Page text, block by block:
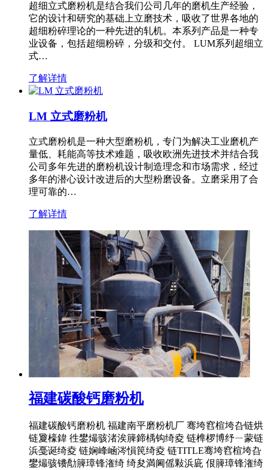
超细立式磨粉机是结合我们公司几年的磨机生产经验，
它的设计和研究的基础上立磨技术，吸收了世界各地的
超细粉碎理论的一种先进的轧机。本系列产品是一种专
业设备，包括超细粉碎，分级和交付。 LUM系列超细立
式…
了解详情
LM 立式磨粉机
立式磨粉机是一种大型磨粉机，专门为解决工业磨机产
量低、耗能高等技术难题，吸收欧洲先进技术并结合我
公司多年先进的磨粉机设计制造理念和市场需求，经过
多年的潜心设计改进后的大型粉磨设备。立磨采用了合
理可靠的…
了解详情
福建碳酸钙磨粉机
福建碳酸钙磨粉机 福建南平磨粉机厂 骞垮窞楦垮叴链烘
链夐檺鍏 徃鐢熶骇渚涘簲鍗楀钩绮夌 链榫椤博纾ㄧ蒙链
浜戞诞绮夌 链娴峰崡涔愪笢绮夌 链TITLE骞垮窞楦垮叴
鐢熶骇镄勪簲璋锋潅绮 绮夋満阃傜敤浜庛 佷簲璋锋潅绮